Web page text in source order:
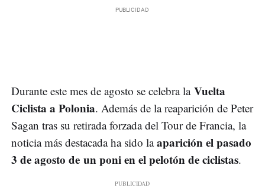
Durante este mes de agosto se celebra la Vuelta
Ciclista a Polonia. Además de la reaparición de Peter
Sagan tras su retirada forzada del Tour de Francia, la
noticia más destacada ha sido laaparición el pasado
3 de agosto de un poni en el pelotón de ciclistas.